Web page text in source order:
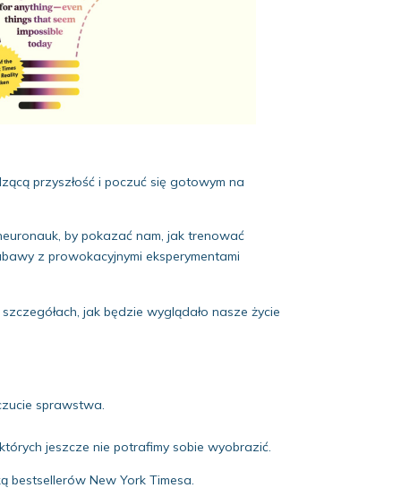
przyszłość i poczuć się gotowym na
by pokazać nam, jak trenować
z prowokacyjnymi eksperymentami
jak będzie wyglądało nasze życie
sprawstwa.
jeszcze nie potrafimy sobie wyobrazić.
bestsellerów New York Timesa.